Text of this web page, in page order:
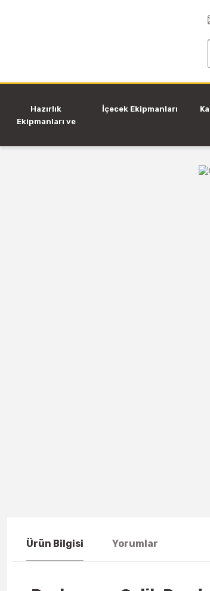
Hazırlık
Ekipmanları ve
İçecek Ekipmanları
Ürün Bilgisi Yorumlar